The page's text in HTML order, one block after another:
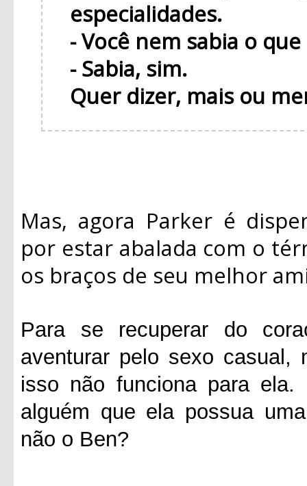
especialidades.
- Você nem sabia o
- Sabia, sim.
Quer dizer, mais ou
Mas, agora Parker é
por estar abalada com o
os braços de seu melhor
Para se recuperar do
aventurar pelo sexo casual,
isso não funciona para
alguém que ela possua
não o Ben?